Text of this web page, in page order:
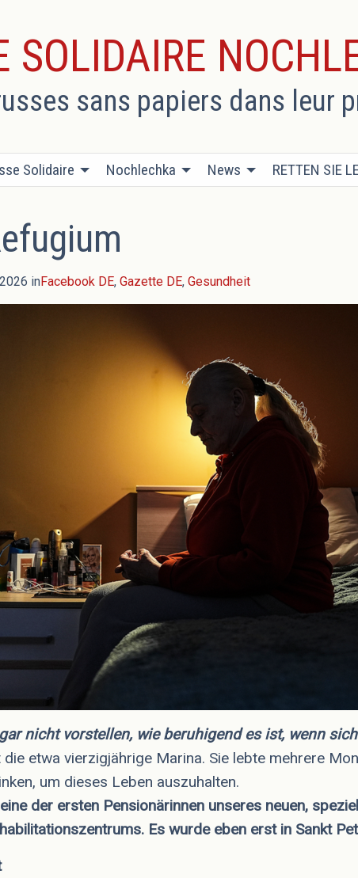
SOLIDAIRE
sans papiers dans leur
Solidaire Nochlechka News RETTEN SIE
inFacebook DE, Gazette DE, Gesundheit
nicht vorstellen, wie beruhigend es ist, wenn
die etwa vierzigjährige Marina. Sie lebte mehrere
um dieses Leben auszuhalten.
der ersten Pensionärinnen unseres neuen,
Es wurde eben erst in Sankt